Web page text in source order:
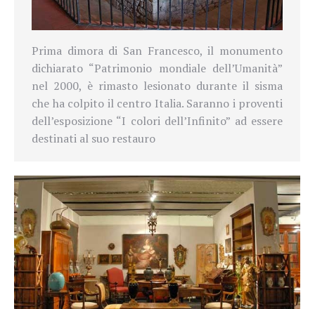
Prima dimora di San Francesco, il monumento
dichiarato “Patrimonio mondiale dell’Umanità”
nel 2000, è rimasto lesionato durante il sisma
che ha colpito il centro Italia. Saranno i proventi
dell’esposizione “I colori dell’Infinito” ad essere
destinati al suo restauro